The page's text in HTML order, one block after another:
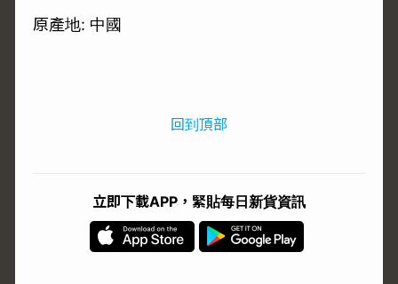
原產地: 中國
回到頂部
立即下載APP，緊貼每日新貨資訊